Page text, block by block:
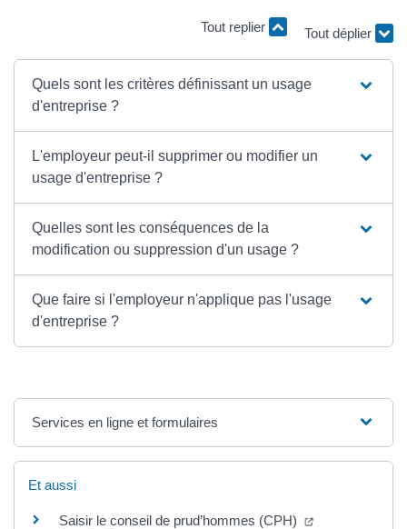
Tout replier
Tout déplier
Quels sont les critères définissant un usage
d'entreprise ?
L'employeur peut-il supprimer ou modifier un
usage d'entreprise ?
Quelles sont les conséquences de la
modification ou suppression d'un usage ?
Que faire si l'employeur n'applique pas l'usage
d'entreprise ?
Services en ligne et formulaires
Et aussi
Saisir le conseil de prud’hommes (CPH)